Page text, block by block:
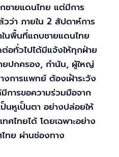
ชายแดนไทย แต่มีการ
วว่า ภายใน 2 สัปดาห์การ
ในพื้นที่แถบชายแดนไทย
อทั่วไปได้มีแจ้งให้ทุกฝ่าย
ยปกครอง, กำนัน, ผู้ใหญ่
การแพทย์ ต้องเฝ้าระวัง
การขอความร่วมมือจาก
นหูเป็นตา อย่างปล่อยให้
ทศไทยได้ โดยเฉพาะอย่าง
ทย ผ่านช่องทาง